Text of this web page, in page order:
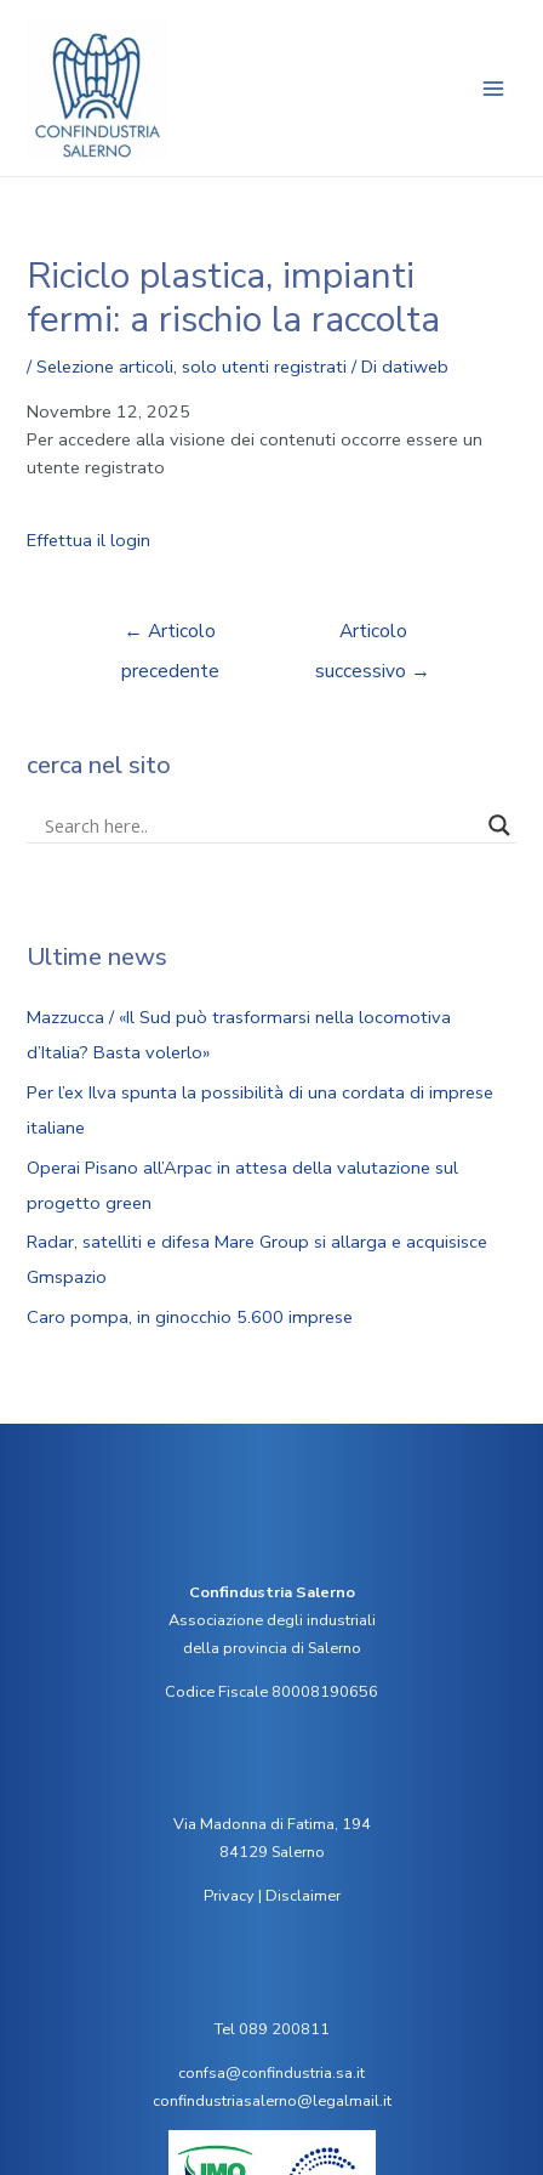
contenuto
Riciclo plastica, impianti
fermi: a rischio la raccolta
/Selezione articoli,solo utenti registrati / Didatiweb
Novembre 12, 2025
Per accedere alla visione dei contenuti occorre essere un
utente registrato
Effettua il login
articoli
← Articolo
precedente
Articolo
successivo →
cerca nel sito
Ultime news
Mazzucca / «Il Sud può trasformarsi nella locomotiva
d’Italia? Basta volerlo»
Per l’ex Ilva spunta la possibilità di una cordata di imprese
italiane
Operai Pisano all’Arpac in attesa della valutazione sul
progetto green
Radar, satelliti e difesa Mare Group si allarga e acquisisce
Gmspazio
Caro pompa, in ginocchio 5.600 imprese
Confindustria Salerno
Associazione degli industriali
della provincia di Salerno
Codice Fiscale 80008190656
Via Madonna di Fatima, 194
84129 Salerno
Privacy| Disclaimer
Tel 089 200811
confsa@confindustria.sa.it
confindustriasalerno@legalmail.it